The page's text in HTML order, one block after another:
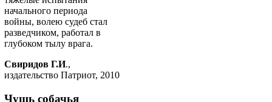
начального периода
войны, волею судеб стал
разведчиком, работал в
глубоком тылу врага.
Свиридов Г.И.,
издательство Патриот, 2010
Чушь собачья